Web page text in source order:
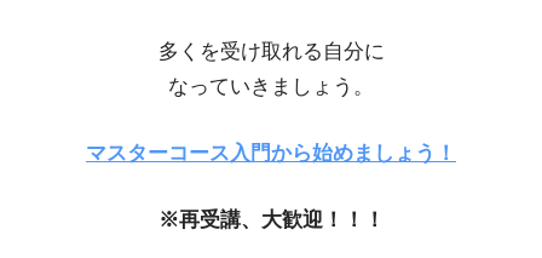
多くを受け取れる自分に
なっていきましょう。
マスターコース入門から始めましょう！
※再受講、大歓迎！！！